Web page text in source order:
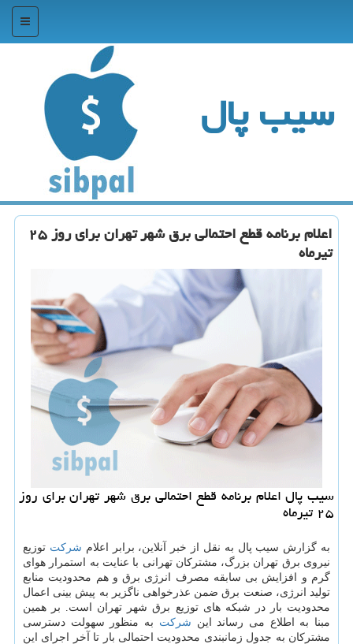
منو
سیب پال
اعلام برنامه قطع احتمالی برق شهر تهران برای روز ۲۵
تیرماه
سیب پال اعلام برنامه قطع احتمالی برق شهر تهران برای روز
۲۵ تیرماه
به گزارش سیب پال به نقل از خبر آنلاین، برابر اعلام شركت توزیع
نیروی برق تهران بزرگ، مشتركان تهرانی با عنایت به استمرار هوای
گرم و افزایش بی سابقه مصرف انرژی برق و هم محدودیت منابع
تولید انرژی، صنعت برق ضمن عذرخواهی ناگزیر به پیش بینی اعمال
محدودیت بار در شبكه های توزیع برق شهر تهران است. بر همین
مبنا به اطلاع می رساند این شركت به منظور سهولت دسترسی
مشتركان به جدول زمانبندی محدودیت احتمالی بار تا آخر اجرای این